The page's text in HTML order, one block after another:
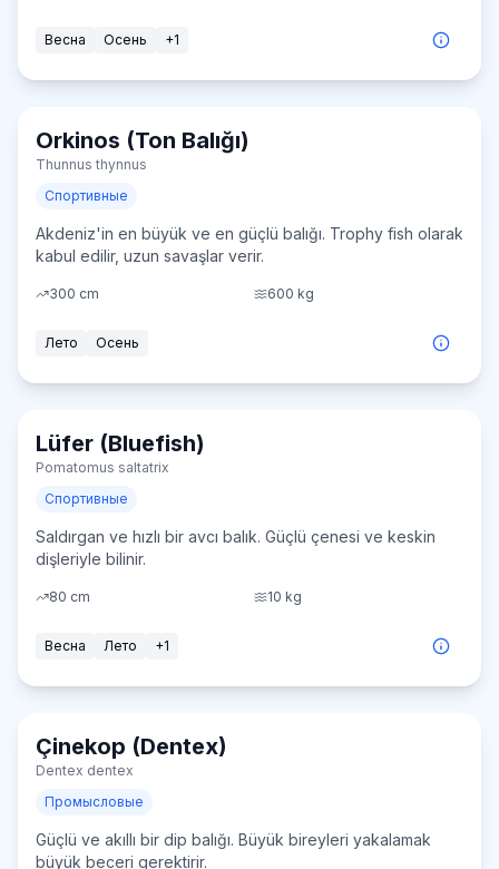
Весна Осень +1
Orkinos (Ton Balığı)
Thunnus thynnus
Спортивные
Akdeniz'in en büyük ve en güçlü balığı. Trophy fish olarak
kabul edilir, uzun savaşlar verir.
300 cm 600 kg
Лето Осень
Lüfer (Bluefish)
Pomatomus saltatrix
Спортивные
Saldırgan ve hızlı bir avcı balık. Güçlü çenesi ve keskin
dişleriyle bilinir.
80 cm 10 kg
Весна Лето +1
Çinekop (Dentex)
Dentex dentex
Промысловые
Güçlü ve akıllı bir dip balığı. Büyük bireyleri yakalamak
büyük beceri gerektirir.